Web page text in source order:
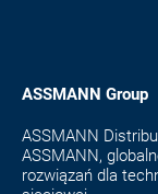
ASSMANN Group
ASSMANN
ASSMANN,
rozwiązań dla